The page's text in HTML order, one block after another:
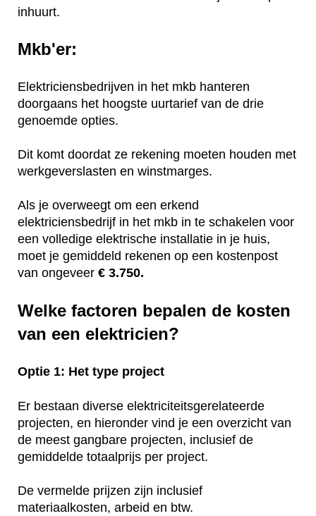
inhuurt.
Mkb'er:
Elektriciensbedrijven in het mkb hanteren
doorgaans het hoogste uurtarief van de drie
genoemde opties.
Dit komt doordat ze rekening moeten houden met
werkgeverslasten en winstmarges.
Als je overweegt om een erkend
elektriciensbedrijf in het mkb in te schakelen voor
een volledige elektrische installatie in je huis,
moet je gemiddeld rekenen op een kostenpost
van ongeveer € 3.750.
Welke factoren bepalen de kosten
van een elektricien?
Optie 1: Het type project
Er bestaan diverse elektriciteitsgerelateerde
projecten, en hieronder vind je een overzicht van
de meest gangbare projecten, inclusief de
gemiddelde totaalprijs per project.
De vermelde prijzen zijn inclusief
materiaalkosten, arbeid en btw.